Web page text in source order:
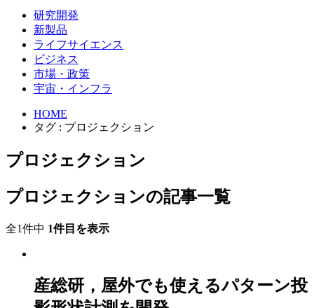
研究開発
新製品
ライフサイエンス
ビジネス
市場・政策
宇宙・インフラ
HOME
タグ : プロジェクション
プロジェクション
プロジェクションの記事一覧
全1件中 1件目を表示
産総研，屋外でも使えるパターン投